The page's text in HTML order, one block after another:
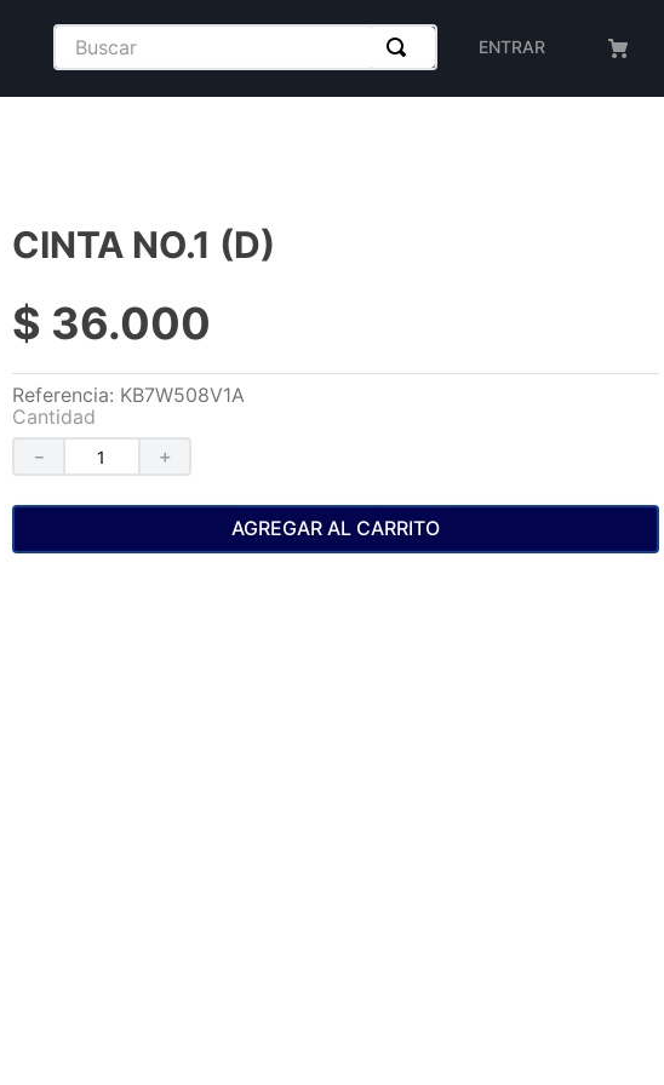
Buscar
ENTRAR
CINTA NO.1 (D)
$ 36.000
Referencia: KB7W508V1A
Cantidad
＋
－
AGREGAR AL CARRITO